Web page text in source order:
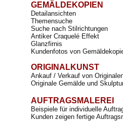
GEMÄLDEKOPIEN
Detailansichten
Themensuche
Suche nach Stilrichtungen
Antiker Craquelé Effekt
Glanzfirnis
Kundenfotos von
ORIGINALKUNST
Ankauf / Verkauf von
Originale Gemälde und
AUFTRAGSMALEREI
Beispiele für individuelle
Kunden zeigen fertige